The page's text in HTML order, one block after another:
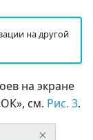
на другой
на экране
см. Рис. 3.